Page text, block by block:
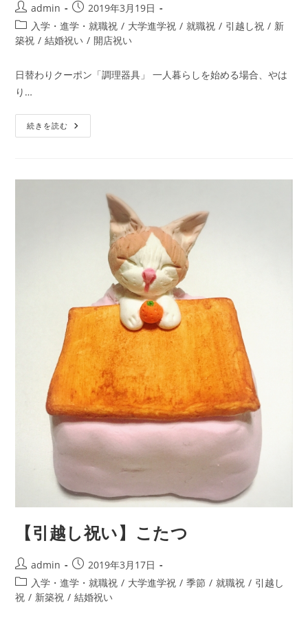
投
稿
者:
admin
投
稿
公
2019年3月19日
投
稿
テ
ゴ
リ
ー:
入学・進学・就職祝 / 大学進学祝 / 就職祝 / 引越し祝 / 新
築祝 / 結婚祝い / 開店祝い
日替わりクーポン「調理器具」 一人暮らしを始める場合、やは
り…
続きを読む 【先
着
具
20%OFF
【引越し祝い】こたつ
投
稿
者:
admin
投
稿
公
2019年3月17日
投
稿
入学・進学・就職祝 / 大学進学祝 / 季節 / 就職祝 / 引越し
祝 / 新築祝 / 結婚祝い